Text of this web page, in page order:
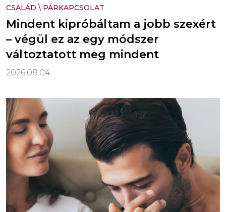
CSALÁD \ PÁRKAPCSOLAT
Mindent kipróbáltam a jobb szexért
– végül ez az egy módszer
változtatott meg mindent
2026.08.04.